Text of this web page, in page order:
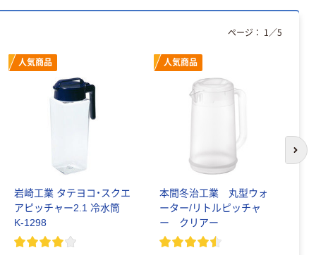
人気商品
岩崎工業 タテヨコ・スクエ
アピッチャー2.1 冷水筒
K-1298
人気商品
本間冬治工業 丸型ウォ
ーター/リトルピッチャ
ー クリアー
ページ： 1 ／5
次
ティッシュペー
スクル スマート
コンパクト ビ
￥328~
パー ダブル60
ｍ 再生紙
100% 6ロール
リサイクル100
芯あり FSC認
証
￥460~ （税込）